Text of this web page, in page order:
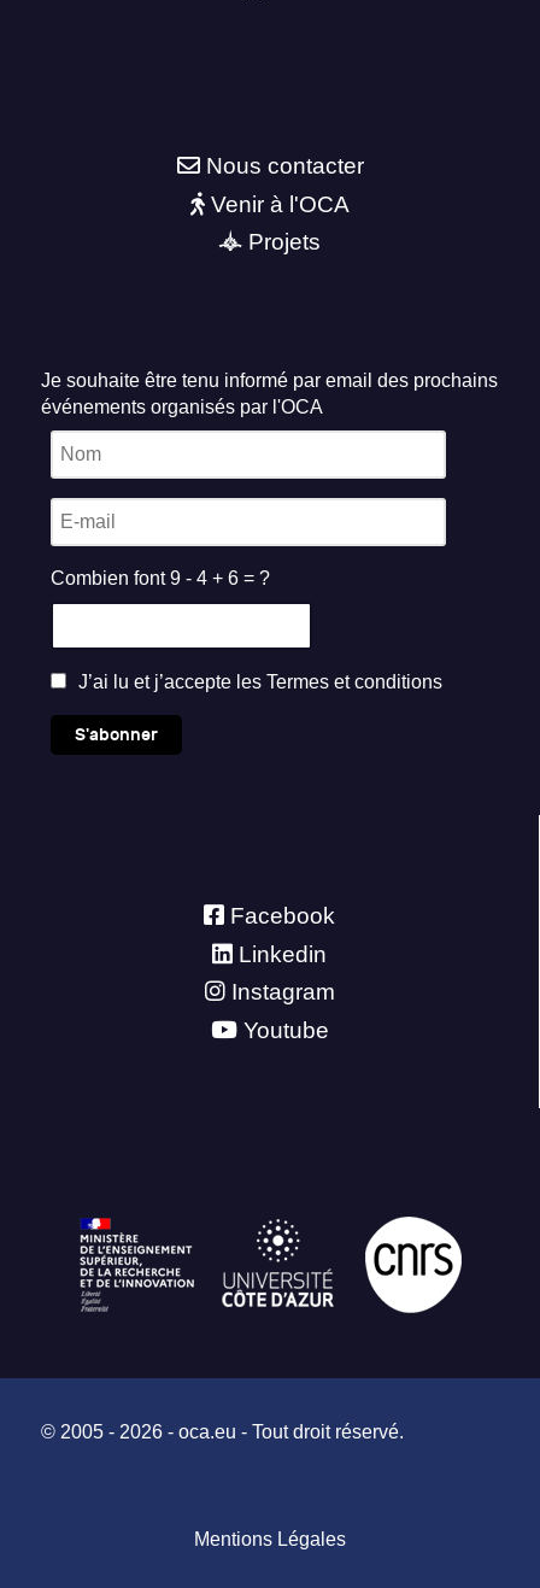
Nous contacter
Venir à l'OCA
Projets
Je souhaite être tenu informé par email des prochains
événements organisés par l'OCA
Combien font 9 - 4 + 6 = ?
J’ai lu et j’accepte les Termes et conditions
S'abonner
Facebook
Linkedin
Instagram
Youtube
© 2005 - 2026 - oca.eu - Tout droit réservé.
Mentions Légales